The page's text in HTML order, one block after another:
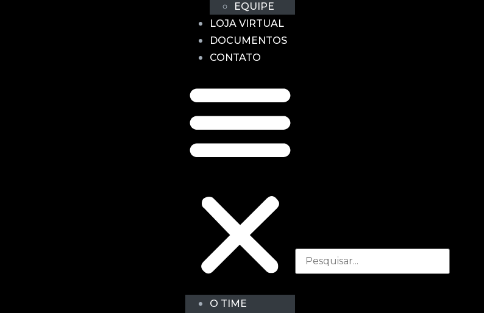
EQUIPE
LOJA VIRTUAL
DOCUMENTOS
CONTATO
O TIME